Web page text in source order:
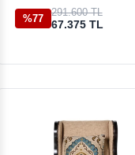
%77
291.600 TL
67.375 TL